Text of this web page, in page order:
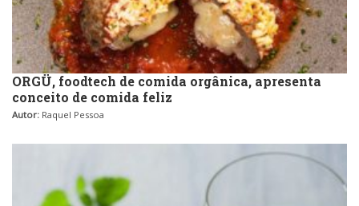
ORGÜ, foodtech de comida orgânica, apresenta
conceito de comida feliz
Autor: Raquel Pessoa